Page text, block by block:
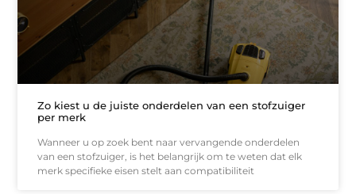
Zo kiest u de juiste onderdelen van een stofzuiger
per merk
Wanneer u op zoek bent naar vervangende onderdelen
van een stofzuiger, is het belangrijk om te weten dat elk
merk specifieke eisen stelt aan compatibiliteit